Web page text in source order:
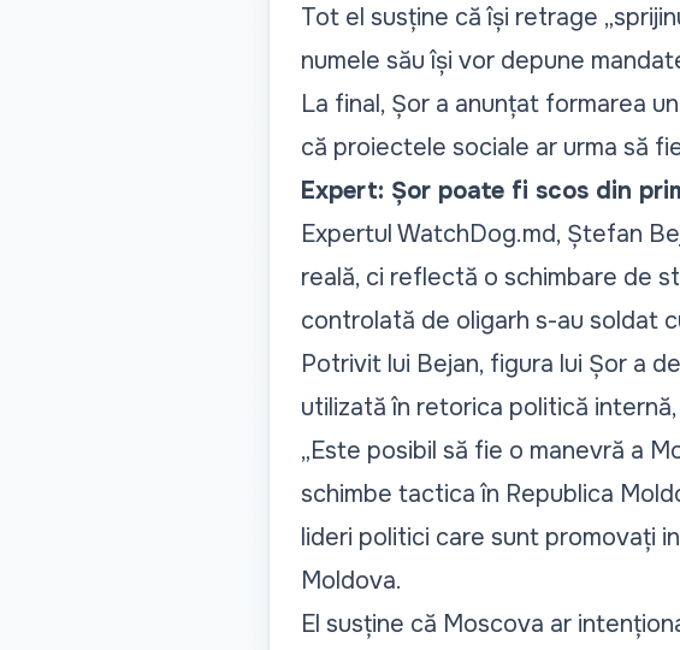
Tot el susține că își retrage
numele său își vor depune
La final, Șor a anunțat formarea
că proiectele sociale ar urma să
Expert: Șor poate fi scos din
Expertul WatchDog.md, Ștefan
reală, ci reflectă o schimbare de
controlată de oligarh s-au soldat
Potrivit lui Bejan, figura lui Șor a
utilizată în retorica politică
„Este posibil să fie o manevră a
schimbe tactica în Republica
lideri politici care sunt promovați
Moldova.
El susține că Moscova ar